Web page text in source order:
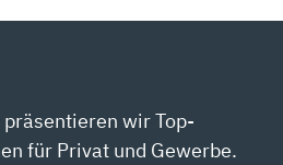
wir Top-
für Privat und Gewerbe.